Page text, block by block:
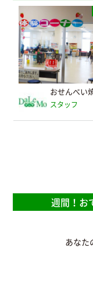
スタッフ
週間！お
あなた